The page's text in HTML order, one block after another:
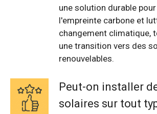
une solution durable
l'empreinte carbone et
changement climatique,
une transition vers des
renouvelables.
Peut-on installer
solaires sur tout